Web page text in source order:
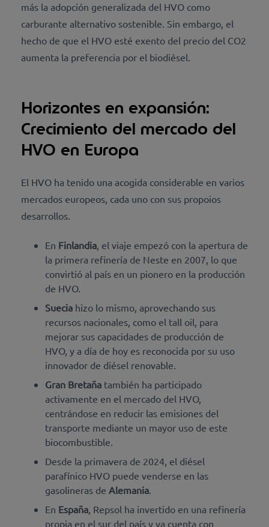
más la adopción generalizada del HVO como
carburante alternativo sostenible. Sin embargo, el
hecho de que el HVO esté exento del precio del CO2
aumenta la preferencia por el biodiésel.
Horizontes en expansión:
Crecimiento del mercado del
HVO en Europa
El HVO ha tenido una acogida considerable en varios
mercados europeos, cada uno con sus propoios
desarrollos.
En Finlandia , el viaje empezó con la apertura de
la primera refinería de Neste en 2007, lo que
convirtió al país en un pionero en la producción
de HVO.
Suecia hizo lo mismo, aprovechando sus
recursos nacionales, como el tall oil, para
mejorar sus capacidades de producción de
HVO, y a día de hoy es reconocida por su uso
innovador de diésel renovable.
Gran Bretaña también ha participado
activamente en el mercado del HVO,
centrándose en reducir las emisiones del
transporte mediante un mayor uso de este
biocombustible.
Desde la primavera de 2024, el diésel
parafínico HVO puede venderse en las
gasolineras de Alemania
En España , Repsol ha invertido en una refinería
propia en el sur del país y ya cuenta con